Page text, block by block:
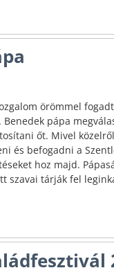
örömmel
pápa
őt. Mivel
és befogadni a
hoz majd.
szavai tárják fel